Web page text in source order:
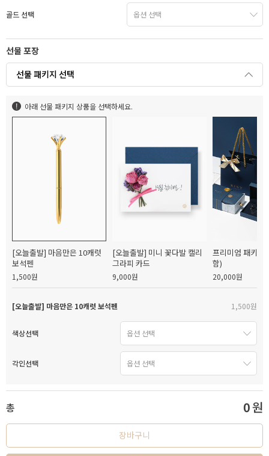
골드 선택
선물 포장
선물 패키지 선택
아래 선물 패키지 상품을 선택하세요.
[오늘출발] 마음만은 10캐럿
보석펜
1,500원
[오늘출발] 미니 꽃다발 캘리
그라피 카드
9,000원
프리미엄 패키지
함)
20,000원
[오늘출발] 마음만은 10캐럿 보석펜 1,500원
색상선택
각인선택
총 0원
장바구니